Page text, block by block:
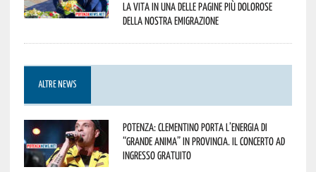
la vita in una delle pagine più dolorose
della nostra emigrazione
ALTRE NEWS
Potenza: Clementino porta l’energia di
“Grande Anima” in provincia. Il concerto ad
ingresso gratuito